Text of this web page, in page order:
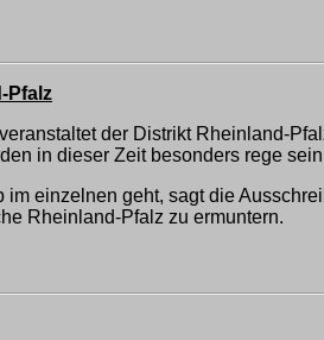
Pfalz
der Distrikt Rheinland-
in dieser Zeit besonders rege
im einzelnen geht, sagt die
Rheinland-Pfalz zu ermuntern.